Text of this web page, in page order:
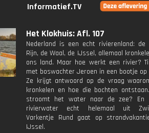
Informatief.TV
Het Klokhuis: Afl. 107
Nederland is een echt rivierenland: de
Rijn, de Waal, de IJssel, allemaal
ons land. Maar hoe werkt een rivier?
met boswachter Jeroen in een bootje op
Ze krijgt antwoord op de vraag
kronkelen en hoe die bochten
stroomt het water naar de zee? En
rivierwater echt helemaal uit
Varkentje Rund gaat op
IJssel.